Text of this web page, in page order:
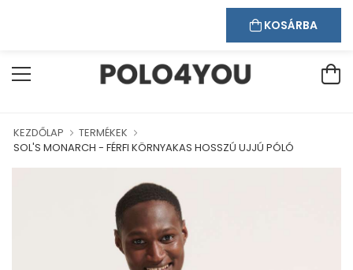
Bejelentkezés Regisztráció
KEZDŐLAP
TERMÉKEK
SOL'S MONARCH - FÉRFI KÖRNYAKAS HOSSZÚ UJJÚ PÓLÓ
KOSÁRBA